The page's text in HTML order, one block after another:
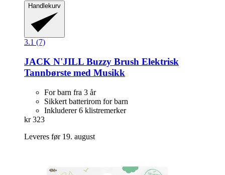
Handlekurv
3.1 (7)
JACK N'JILL Buzzy Brush Elektrisk
Tannbørste med Musikk
For barn fra 3 år
Sikkert batterirom for barn
Inkluderer 6 klistremerker
kr 323
Leveres før 19. august